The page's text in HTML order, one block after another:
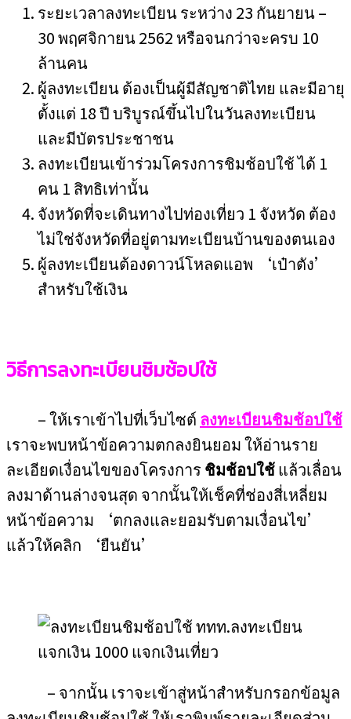
ระยะเวลาลงทะเบียน ระหว่าง 23 กันยายน –
30 พฤศจิกายน 2562 หรือจนกว่าจะครบ 10
ล้านคน
ผู้ลงทะเบียน ต้องเป็นผู้มีสัญชาติไทย และมีอายุ
ตั้งแต่ 18 ปี บริบูรณ์ขึ้นไปในวันลงทะเบียน
และมีบัตรประชาชน
ลงทะเบียนเข้าร่วมโครงการชิมช้อปใช้ ได้ 1
คน 1 สิทธิเท่านั้น
จังหวัดที่จะเดินทางไปท่องเที่ยว 1 จังหวัด ต้อง
ไม่ใช่จังหวัดที่อยู่ตามทะเบียนบ้านของตนเอง
ผู้ลงทะเบียนต้องดาวน์โหลดแอพ ‘เป๋าตัง’
สำหรับใช้เงิน
วิธีการลงทะเบียนชิมช้อปใช้
– ให้เราเข้าไปที่เว็บไซต์ ลงทะเบียนชิมช้อปใช้
เราจะพบหน้าข้อความตกลงยินยอม ให้อ่านราย
ละเอียดเงื่อนไขของโครงการ ชิมช้อปใช้แล้วเลื่อน
ลงมาด้านล่างจนสุด จากนั้นให้เช็คที่ช่องสี่เหลี่ยม
หน้าข้อความ ‘ตกลงและยอมรับตามเงื่อนไข’
แล้วให้คลิก ‘ยืนยัน’
– จากนั้น เราจะเข้าสู่หน้าสำหรับกรอกข้อมูล